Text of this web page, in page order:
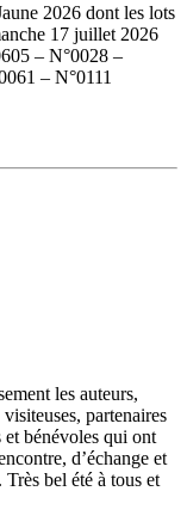
2026 dont les lots
17 juillet 2026
– N°0028 –
– N°0111
les auteurs,
partenaires
et bénévoles qui ont
d’échange et
bel été à tous et